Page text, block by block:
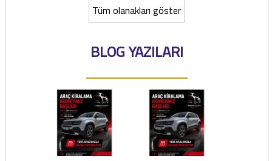
Tüm olanakları göster
BLOG YAZILARI